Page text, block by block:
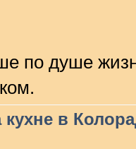
по душе
кухне в